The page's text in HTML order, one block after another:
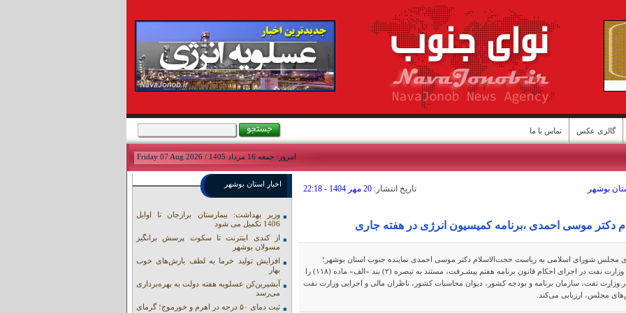
گالری عکس تماس با ما
امروز: جمعه 16 مرداد 1405 / Friday 07 Aug 2026
بوشهر تاريخ انتشار: 20 مهر 1404 - 22:18
دکتر موسی احمدی ،برنامه کمیسیون انرژی در هفته جاری
مجلس شورای اسلامی به ریاست حجت‌الاسلام دکتر موسی احمدی نماینده جنوب استان بوشهر؛
یک‌شنبه این هفته، عملکرد وزارت نفت در اجرای احکام قانون برنامه هفتم پیشـرفت، مستند به تبصره (۲) بند «الف» ماده (۱۱۸) را
وزارت نفت، سازمان برنامه و بودجه کشور، دیوان محاسبات کشور، ناظران مالی و اجرایی وزارت نفت
مجلس، ارزیابی می‌کند.
اخبار استان بوشهر
وزیر بهداشت: بیمارستان برازجان تا اوایل
1406 تکمیل می شود
از کندی اینترنت تا سکوت پرسش برانگیز
مسولان بوشهر
افزایش تولید خرما به لطف بارش‌های خوب
بهار
آبشیرین‌کن عسلویه هفته دولت به بهره‌برداری
می‌رسد
ثبت دمای ۵۰ درجه در اهرم و خورموج؛ گرمای